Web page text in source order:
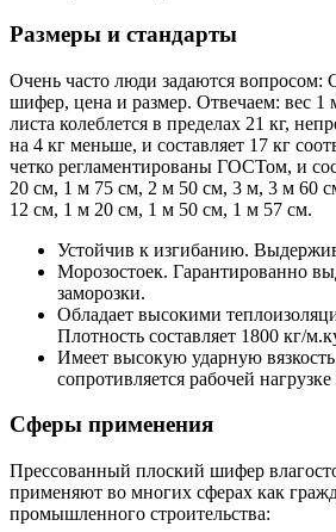
Размеры и стандарты
Очень часто люди задаются вопросом:
шифер, цена и размер. Отвечаем: вес 1
листа колеблется в пределах 21 кг,
на 4 кг меньше, и составляет 17 кг
четко регламентированы ГОСТом, и
20 см, 1 м 75 см, 2 м 50 см, 3 м, 3 м 60
12 см, 1 м 20 см, 1 м 50 см, 1 м 57 см.
Устойчив к изгибанию.
Морозостоек. Гарантированно
заморозки.
Обладает высокими
Плотность составляет 1800 кг/
Имеет высокую ударную
сопротивляется рабочей
Сферы применения
Прессованный плоский шифер
применяют во многих сферах как
промышленного строительства: